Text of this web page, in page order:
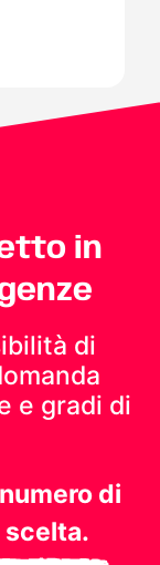
in
di
e gradi di
di